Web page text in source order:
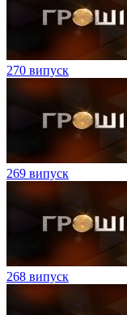
270 випуск
269 випуск
268 випуск